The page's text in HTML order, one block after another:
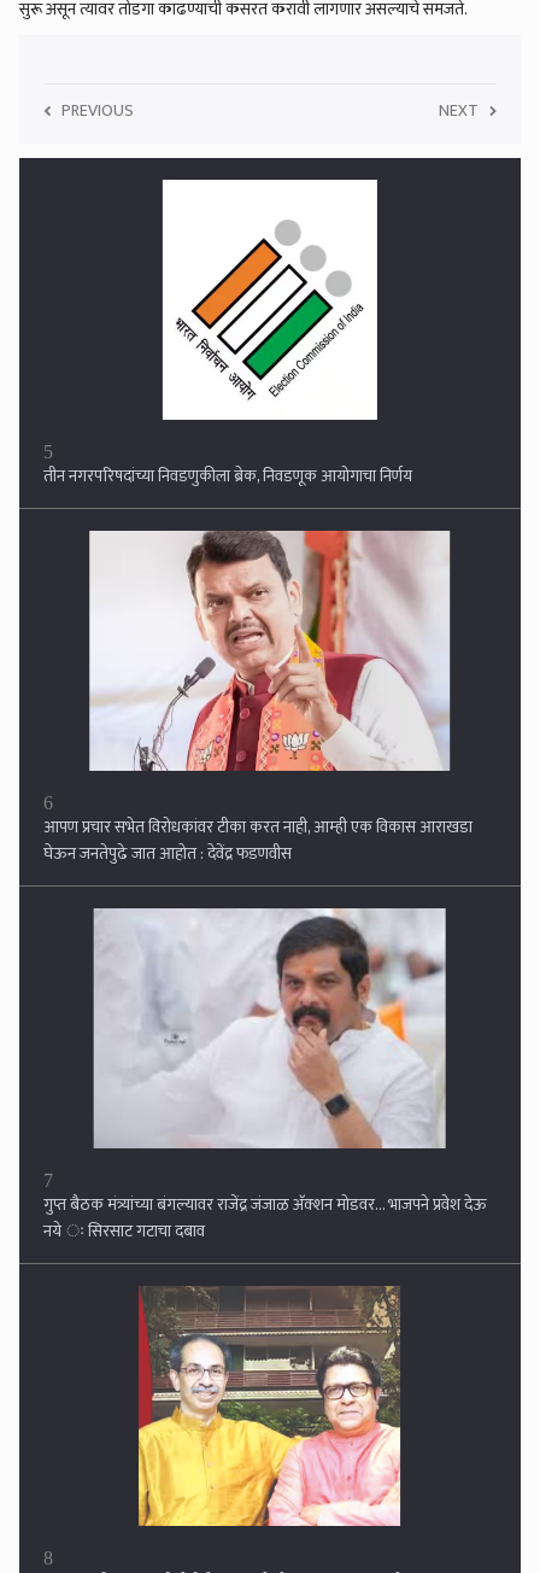
सुरू असून त्यावर तोडगा काढण्याची कसरत करावी लागणार असल्याचे समजते.
PREVIOUS NEXT
6
आपण प्रचार सभेत विरोधकांवर टीका करत नाही, आम्ही एक विकास आराखडा
घेऊन जनतेपुढे जात आहोत : देवेंद्र फडणवीस
7
गुप्त बैठक मंत्र्यांच्या बंगल्यावर राजेंद्र जंजाळ अ‍ॅक्शन मोडवर... भाजपने प्रवेश देऊ
नये ः सिरसाट गटाचा दबाव
8
उद्धव ठाकरे राज ठाकरेंची भेटीला, शिवतीर्थावर बंद दाराआड चर्चा
9